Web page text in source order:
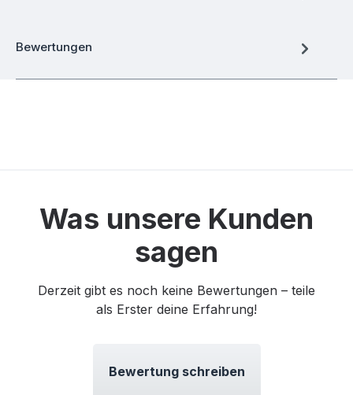
Bewertungen
Was unsere Kunden
sagen
Derzeit gibt es noch keine Bewertungen – teile
als Erster deine Erfahrung!
Bewertung schreiben